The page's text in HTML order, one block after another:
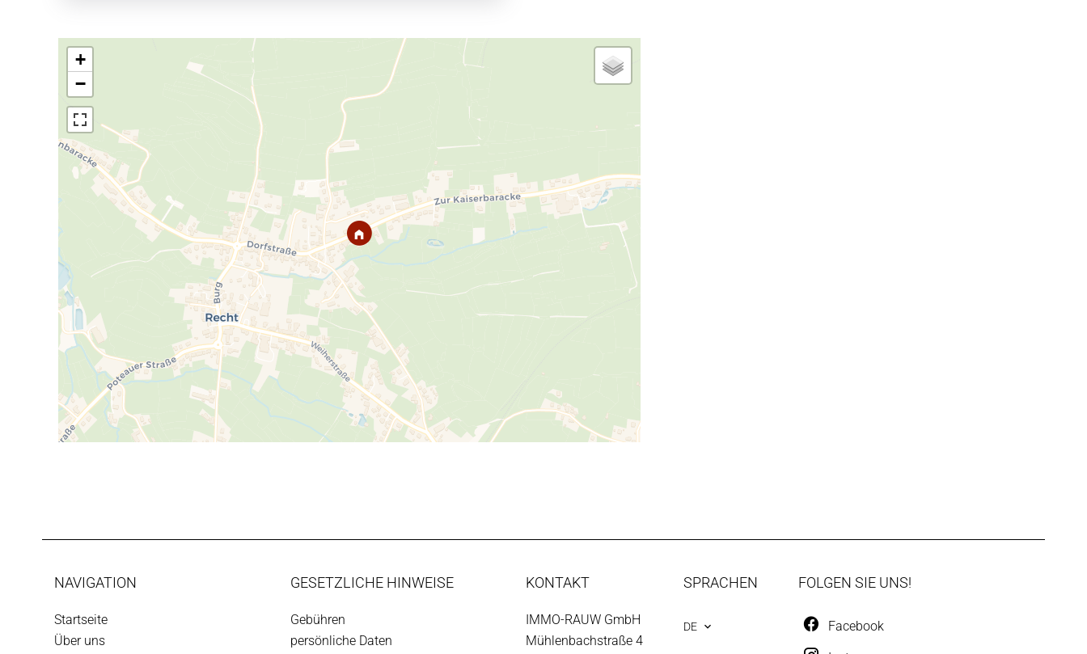
+
−
NAVIGATION
Startseite
Über uns
GESETZLICHE HINWEISE
Gebühren
persönliche Daten
KONTAKT
IMMO-RAUW GmbH
Mühlenbachstraße 4
SPRACHEN
DE
FOLGEN SIE UNS!
Facebook